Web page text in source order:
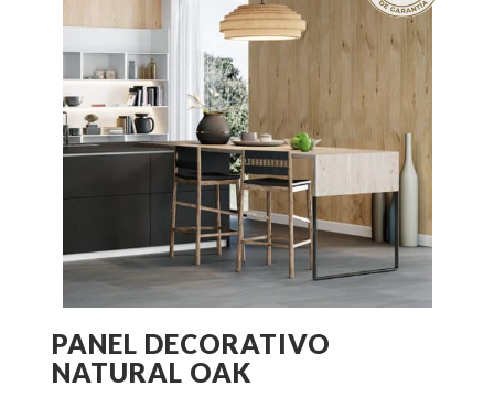
PANEL DECORATIVO
NATURAL OAK